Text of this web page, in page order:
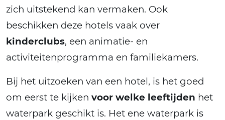
zich uitstekend kan vermaken. Ook
beschikken deze hotels vaak over
kinderclubs, een animatie- en
activiteitenprogramma en familiekamers.
Bij het uitzoeken van een hotel, is het goed
om eerst te kijken voor welke leeftijden het
waterpark geschikt is. Het ene waterpark is